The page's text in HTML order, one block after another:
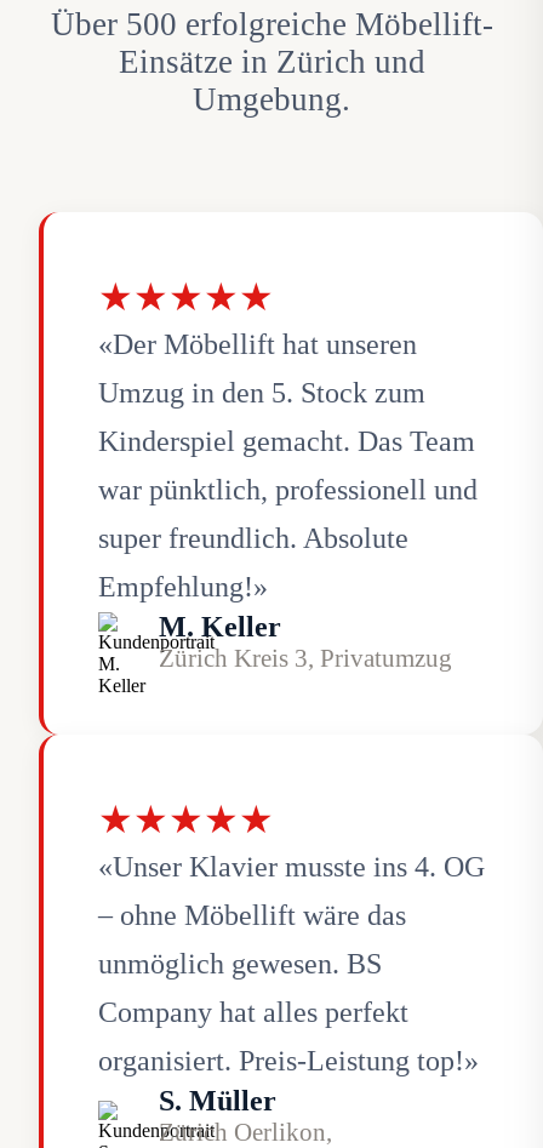
Über 500 erfolgreiche Möbellift-
Einsätze in Zürich und
Umgebung.
★★★★★
«Der Möbellift hat unseren
Umzug in den 5. Stock zum
Kinderspiel gemacht. Das Team
war pünktlich, professionell und
super freundlich. Absolute
Empfehlung!»
M. Keller
Zürich Kreis 3, Privatumzug
★★★★★
«Unser Klavier musste ins 4. OG
– ohne Möbellift wäre das
unmöglich gewesen. BS
Company hat alles perfekt
organisiert. Preis-Leistung top!»
S. Müller
Zürich Oerlikon,